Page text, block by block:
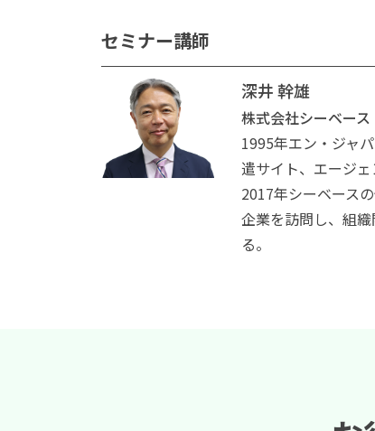
セミナー講師
深井 幹雄
株式会社シーベー
1995年エン・ジャ
遣サイト、エージェ
2017年シーベース
企業を訪問し、組
る。